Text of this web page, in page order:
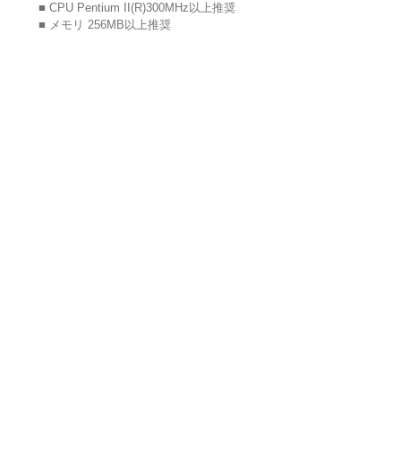
■ CPU Pentium II(R)300MHz以上推奨
■ メモリ 256MB以上推奨